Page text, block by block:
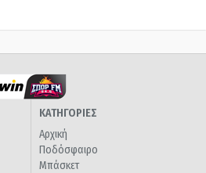
ΚΑΤΗΓΟΡΙΕΣ
Αρχική
Ποδόσφαιρο
Μπάσκετ